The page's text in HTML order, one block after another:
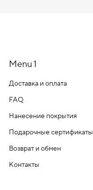
Menu 1
Доставка и оплата
FAQ
Нанесение покрытия
Подарочные сертификаты
Возврат и обмен
Контакты